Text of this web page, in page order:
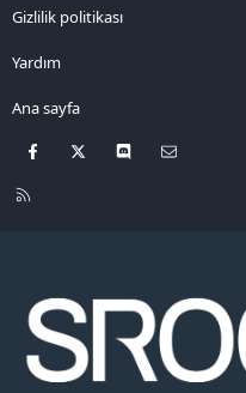
Gizlilik politikası
Yardım
Ana sayfa
Facebook Discord
R